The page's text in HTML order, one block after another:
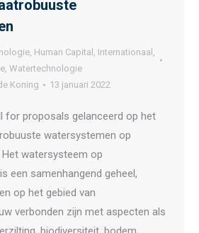
, Human Capital , Internationaal ,
, Watertechnologie
Koning 13 januari 2022
for proposals gelanceerd op het
watersystemen op
watersysteem op
een samenhangend geheel,
op het gebied van
verbonden zijn met aspecten als